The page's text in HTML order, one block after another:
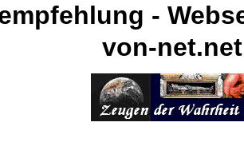
-
von-net.net